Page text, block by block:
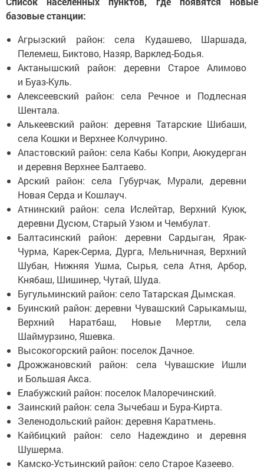
базовые станции:
Агрызский район: села Кудашево, Шаршада,
Пелемеш, Биктово, Назяр, Варклед-Бодья.
Актанышский район: деревни Старое Алимово
и Буаз-Куль.
Алексеевский район: села Речное и Подлесная
Шентала.
Алькеевский район: деревня Татарские Шибаши,
села Кошки и Верхнее Колчурино.
Апастовский район: села Кабы Копри, Аюкудерган
и деревня Верхнее Балтаево.
Арский район: села Губурчак, Мурали, деревни
Новая Серда и Кошлауч.
Атнинский район: села Ислейтар, Верхний Куюк,
деревни Дусюм, Старый Узюм и Чембулат.
Балтасинский район: деревни Сардыган, Ярак-
Чурма, Карек-Серма, Дурга, Мельничная, Верхний
Шубан, Нижняя Ушма, Сырья, села Атня, Арбор,
Княбаш, Шишинер, Чутай, Шуда.
Бугульминский район: село Татарская Дымская.
Буинский район: деревни Чувашский Сарыкамыш,
Верхний Наратбаш, Новые Мертли, села
Шаймурзино, Яшевка.
Высокогорский район: поселок Дачное.
Дрожжановский район: села Чувашские Ишли
и Большая Акса.
Елабужский район: поселок Малоречинский.
Заинский район: села Зычебаш и Бура-Кирта.
Зеленодольский район: деревня Каратмень.
Кайбицкий район: село Надеждино и деревня
Шушерма.
Камско-Устьинский район: село Старое Казеево.